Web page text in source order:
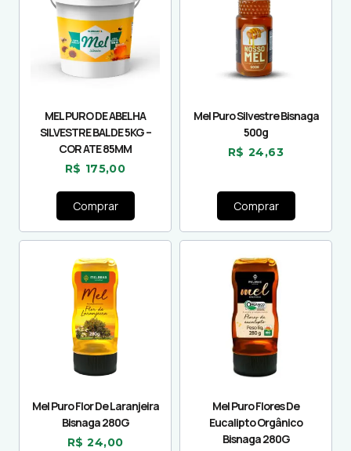
MEL PURO DE ABELHA
SILVESTRE BALDE 5KG –
COR ATE 85MM
R$ 175,00
Comprar
Mel Puro Silvestre Bisnaga
500g
R$ 24,63
Comprar
Mel Puro Flor De Laranjeira
Bisnaga 280G
R$ 24,00
Mel Puro Flores De
Eucalipto Orgânico
Bisnaga 280G